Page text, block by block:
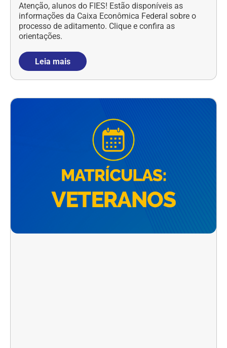
Atenção, alunos do FIES! Estão disponíveis as
informações da Caixa Econômica Federal sobre o
processo de aditamento. Clique e confira as
orientações.
Leia mais